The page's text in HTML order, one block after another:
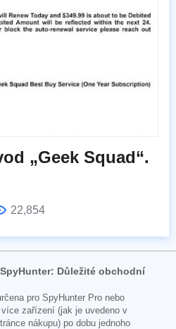
„Geek Squad“.
22,854
Důležité obchodní
pro SpyHunter Pro nebo
zařízení (jak je uvedeno v
nákupu) po dobu jednoho